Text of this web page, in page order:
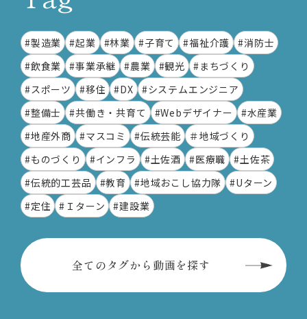
#製造業 #起業 #林業 #子育て #福祉介護
#消防士
#飲食業
#事業承継 #農業 #観光
#まちづくり
#スポーツ
#移住 #DX
#システムエンジニア
#整備士
#共働き・共育て #Webデザイナー
#水産業
#地産外商
#マスコミ #伝統芸能
＃地域づくり
#ものづくり
#インフラ #土佐酒 #医療職
#土佐茶
#伝統的工芸品
#教育 #地域おこし協力隊
#Uターン
#定住
#Ｉターン #建設業
全てのタグから動画を探す